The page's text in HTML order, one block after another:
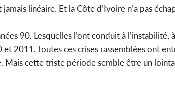
linéaire. Et la Côte d’Ivoire n’a pas
90. Lesquelles l’ont conduit à l’instabilité,
2011. Toutes ces crises rassemblées ont
Mais cette triste période semble être un